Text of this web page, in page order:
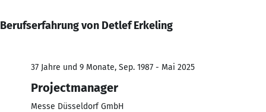
Berufserfahrung von Detlef Erkeling
37 Jahre und 9 Monate, Sep. 1987 - Mai 2025
Projectmanager
Messe Düsseldorf GmbH